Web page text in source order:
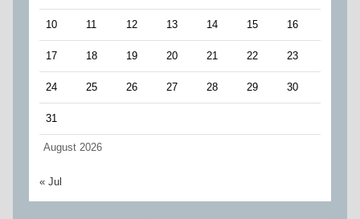
August 2026
10 11 12 13 14 15 16
17 18 19 20 21 22 23
24 25 26 27 28 29 30
31
« Jul